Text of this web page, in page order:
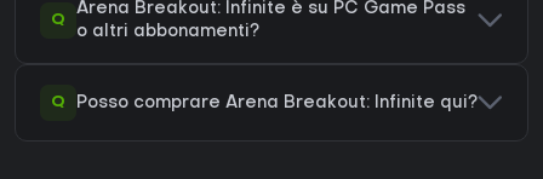
Q
Arena Breakout: Infinite è su PC Game Pass
o altri abbonamenti?
Q Posso comprare Arena Breakout: Infinite qui?